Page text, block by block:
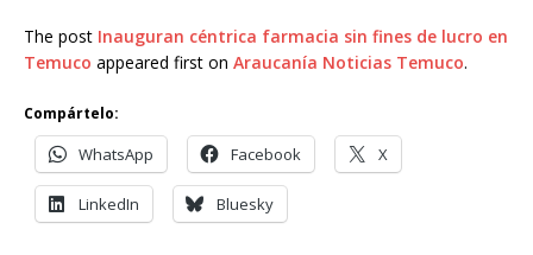
The post Inauguran céntrica farmacia sin fines de lucro en
Temuco appeared first on Araucanía Noticias Temuco.
Compártelo:
WhatsApp Facebook X
LinkedIn Bluesky